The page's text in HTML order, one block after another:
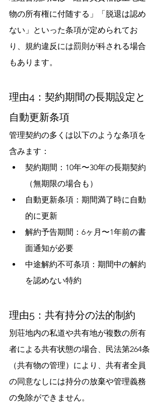
物の所有権に付随する」「脱退は認め
ない」といった条項が定められてお
り、規約違反には罰則が科される場合
もあります。
理由4：契約期間の長期設定と
自動更新条項
管理契約の多くは以下のような条項を
含みます：
契約期間：10年〜30年の長期契約
（無期限の場合も）
自動更新条項：期間満了時に自動
的に更新
解約予告期間：6ヶ月〜1年前の書
面通知が必要
中途解約不可条項：期間中の解約
を認めない特約
理由5：共有持分の法的制約
別荘地内の私道や共有地が複数の所有
者による共有状態の場合、民法第264条
（共有物の管理）により、共有者全員
の同意なしには持分の放棄や管理義務
の免除ができません。